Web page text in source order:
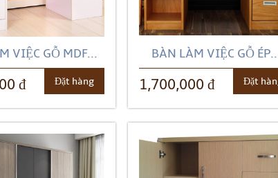
VIỆC GỖ MDF...
đ Đặt hàng
BÀN LÀM VIỆC GỖ
1,700,000 đ Đặt